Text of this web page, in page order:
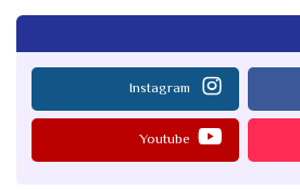
Instagram
Youtube